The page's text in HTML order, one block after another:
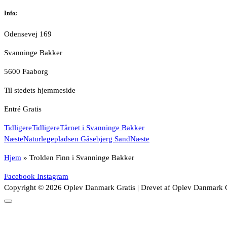
Info:
Odensevej 169
Svanninge Bakker
5600 Faaborg
Til stedets hjemmeside
Entré Gratis
TidligereTidligereTårnet i Svanninge Bakker
NæsteNaturlegepladsen Gåsebjerg SandNæste
Hjem » Trolden Finn i Svanninge Bakker
Facebook Instagram
Copyright © 2026 Oplev Danmark Gratis | Drevet af Oplev Danmark